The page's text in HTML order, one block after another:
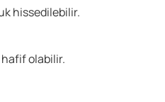
hissedilebilir.
olabilir.